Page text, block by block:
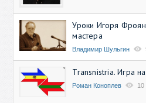
Уроки Игоря
мастера
Владимир Шульгин
Transnistria. Игра
Роман Коноплев 10